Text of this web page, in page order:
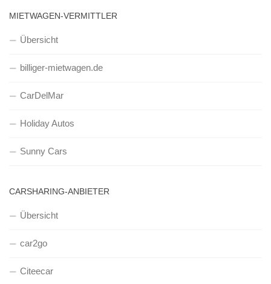
MIETWAGEN-VERMITTLER
Übersicht
billiger-mietwagen.de
CarDelMar
Holiday Autos
Sunny Cars
CARSHARING-ANBIETER
Übersicht
car2go
Citeecar